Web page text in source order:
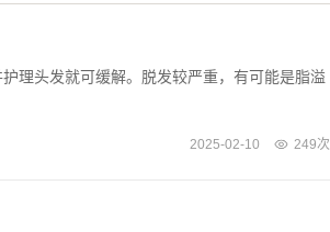
头发就可缓解。脱发较严重，有可能是脂溢
2025-02-10 249次